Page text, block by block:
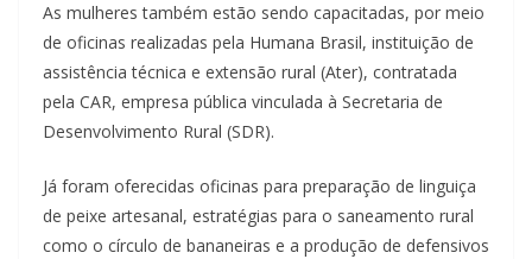
As mulheres também estão sendo capacitadas, por meio
de oficinas realizadas pela Humana Brasil, instituição de
assistência técnica e extensão rural (Ater), contratada
pela CAR, empresa pública vinculada à Secretaria de
Desenvolvimento Rural (SDR).
Já foram oferecidas oficinas para preparação de linguiça
de peixe artesanal, estratégias para o saneamento rural
como o círculo de bananeiras e a produção de defensivos